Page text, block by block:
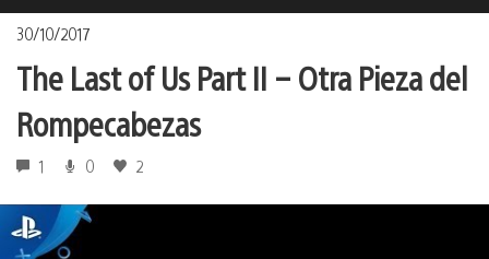
30/10/2017
The Last of Us Part II – Otra Pieza del
Rompecabezas
1 0 2